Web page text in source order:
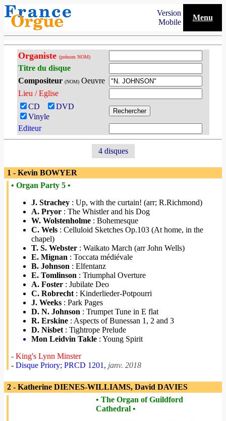
Version
Mobile
Menu
Organiste (prénom NOM)
Titre du disque
Compositeur (NOM)Oeuvre
Lieu / Eglise
CD
DVD
Vinyle
Editeur
4 disques
1 - Kevin BOWYER
• Organ Party 5 •
J. Strachey : Up, with the curtain! (arr; R.Richmond)
A. Pryor : The Whistler and his Dog
W. Wolstenholme : Bohemesque
C. Wels : Celluloid Sketches Op.103 (At home, in the
chapel)
T. S. Webster : Waikato March (arr John Wells)
E. Mignan : Toccata médiévale
B. Johnson : Elfentanz
E. Tomlinson : Triumphal Overture
A. Foster : Jubilate Deo
C. Robrecht : Kinderlieder-Potpourri
J. Weeks : Park Pages
D. N. Johnson : Trumpet Tune in E flat
R. Erskine : Aspects of Bunessan 1, 2 and 3
D. Nisbet : Tightrope Prelude
Mon Leidvin Takle : Young Spirit
- King's Lynn Minster
- Disque Priory; PRCD 1201, janv. 2018
2 - Katherine DIENES-WILLIAMS, David DAVIES
• The Organ of Guildford
Cathedral •